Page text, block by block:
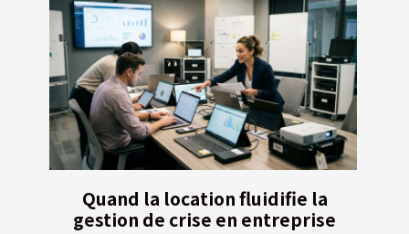
Quand la location fluidifie la
gestion de crise en entreprise